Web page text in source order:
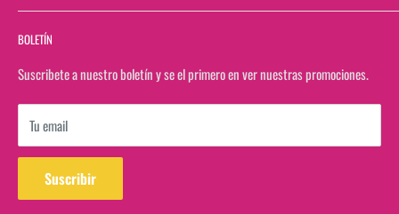
Bolsa de Trabajo Web
Buscar
Facturación
Rastrea tu pedido en estafeta
Ver saldo de tarjeta de regalo
BOLETÍN
Suscribete a nuestro boletín y se el primero en ver nuestras promociones.
Tu email
Suscribir